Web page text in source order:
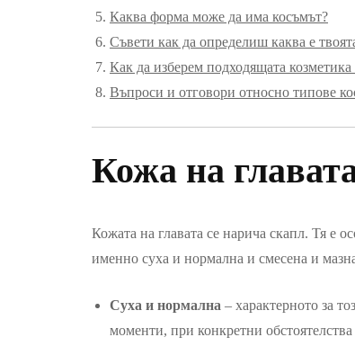
Каква форма може да има косъмът?
Съвети как да определиш каква е
Как да изберем подходящата
Въпроси и отговори относно типове
Кожа на
Кожата на главата се нарича скапл. Тя е
именно суха и нормална и смесена и
Суха и нормална – характерното за
моменти, при конкретни